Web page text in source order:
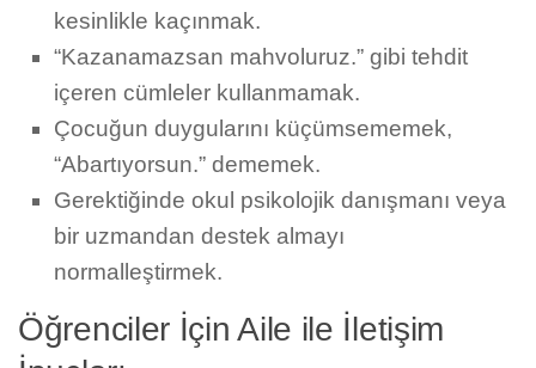
kesinlikle kaçınmak.
“Kazanamazsan mahvoluruz.” gibi tehdit
içeren cümleler kullanmamak.
Çocuğun duygularını küçümsememek,
“Abartıyorsun.” dememek.
Gerektiğinde okul psikolojik danışmanı veya
bir uzmandan destek almayı
normalleştirmek.
Öğrenciler İçin Aile ile İletişim